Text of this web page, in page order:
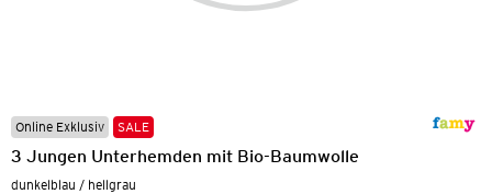
Online Exklusiv SALE
3 Jungen Unterhemden mit Bio-Baumwolle
dunkelblau / hellgrau